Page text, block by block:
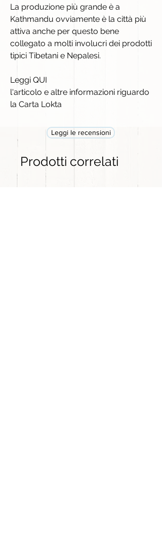
La produzione più grande è a
Kathmandu ovviamente è la città più
attiva anche per questo bene
collegato a molti involucri dei prodotti
tipici Tibetani e Nepalesi.
Leggi QUI
l'articolo e altre informazioni riguardo
la Carta Lokta
Leggi le recensioni
Prodotti correlati